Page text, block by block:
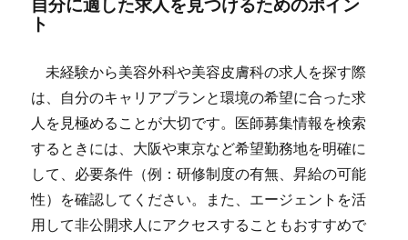
自分に適した求人を見つけるためのポイン
ト
未経験から美容外科や美容皮膚科の求人を探す際
は、自分のキャリアプランと環境の希望に合った求
人を見極めることが大切です。医師募集情報を検索
するときには、大阪や東京など希望勤務地を明確に
して、必要条件（例：研修制度の有無、昇給の可能
性）を確認してください。また、エージェントを活
用して非公開求人にアクセスすることもおすすめで